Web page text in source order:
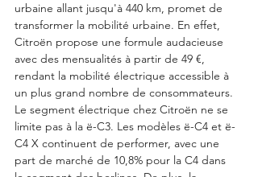
urbaine allant jusqu'à 440 km, promet de
transformer la mobilité urbaine. En effet,
Citroën propose une formule audacieuse
avec des mensualités à partir de 49 €,
rendant la mobilité électrique accessible à
un plus grand nombre de consommateurs.
Le segment électrique chez Citroën ne se
limite pas à la ë-C3. Les modèles ë-C4 et ë-
C4 X continuent de performer, avec une
part de marché de 10,8% pour la C4 dans